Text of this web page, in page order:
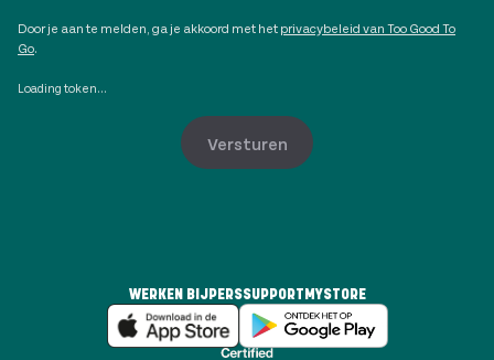
Door je aan te melden, ga je akkoord met het privacybeleid van Too Good To
Go.
Loading token...
Versturen
WERKEN BIJPERSSUPPORT MYSTORE